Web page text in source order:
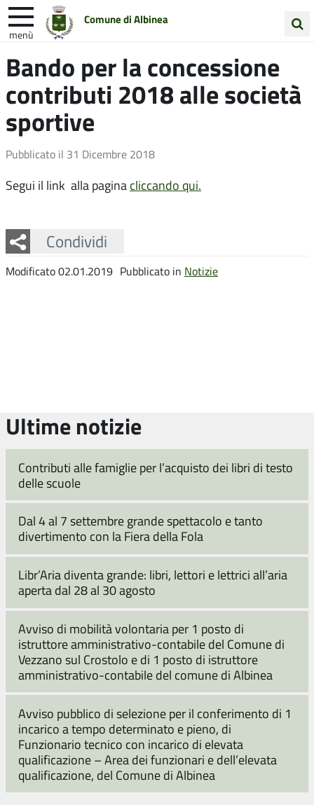
Comune di Albinea
menù
nel
sito
Entra in Comune Vivi Albinea
Unione Colline Matildiche
Bando per la concessione
contributi 2018 alle società
sportive
Pubblicato il 31 Dicembre 2018
Segui il link alla pagina cliccando qui.
Condividi
Facebook
Twitter
Whatsapp
Modificato 02.01.2019 Pubblicato in Notizie
Ultime notizie
Contributi alle famiglie per l’acquisto dei libri di testo
delle scuole
Dal 4 al 7 settembre grande spettacolo e tanto
divertimento con la Fiera della Fola
Libr’Aria diventa grande: libri, lettori e lettrici all’aria
aperta dal 28 al 30 agosto
Avviso di mobilità volontaria per 1 posto di
istruttore amministrativo-contabile del Comune di
Vezzano sul Crostolo e di 1 posto di istruttore
amministrativo-contabile del comune di Albinea
Avviso pubblico di selezione per il conferimento di 1
incarico a tempo determinato e pieno, di
Funzionario tecnico con incarico di elevata
qualificazione – Area dei funzionari e dell’elevata
qualificazione, del Comune di Albinea